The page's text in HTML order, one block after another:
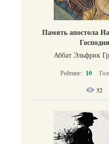
Память апостола
Господня
Аббат Эльфрик
Рейтинг: 10
32